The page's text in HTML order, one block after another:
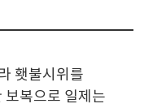
횃불시위를
복으로 일제는